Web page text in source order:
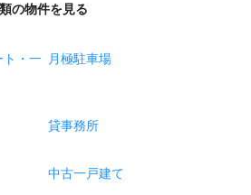
の物件を見る
ト・一 月極駐車場
貸事務所
中古一戸建て